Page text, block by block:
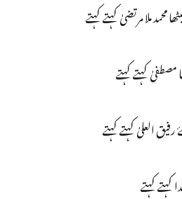
ملا مرتضیٰ کہتے کہتے
مصطفیٰ کہتے کہتے
العلیٰ کہتے کہتے
کہتے کہتے